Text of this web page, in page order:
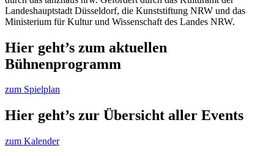
Landeshauptstadt Düsseldorf, die Kunststiftung NRW und das
Ministerium für Kultur und Wissenschaft des Landes NRW.
Hier geht’s zum aktuellen
Bühnenprogramm
zum Spielplan
Hier geht’s zur Übersicht aller Events
zum Kalender